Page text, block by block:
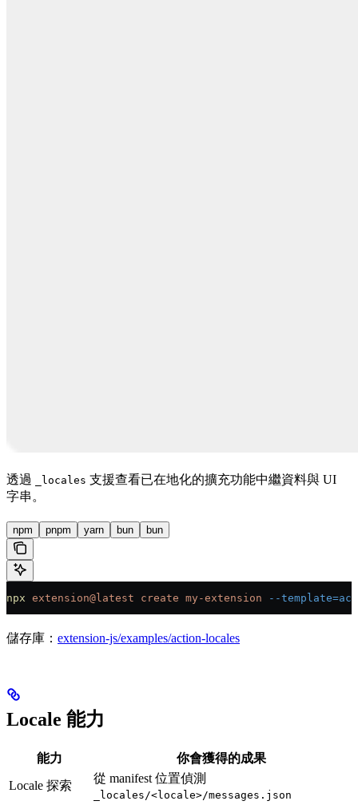
透過 _locales 支援查看已在地化的擴充功能中繼資料與 UI
字串。
npm pnpm yarn bun bun
npx extension@latest create my-extension --
儲存庫： extension-js/examples/action-locales
Locale 能力
能力
你會獲得的成果
Locale 探索
從 manifest 位置偵測
_locales/<locale>/messages.json